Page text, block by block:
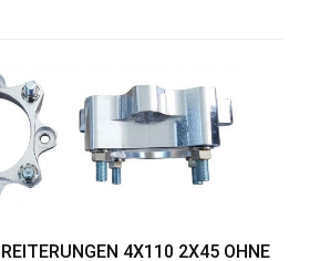
4X110 2X45 OHNE